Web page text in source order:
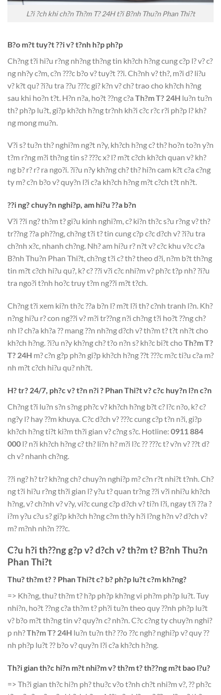
L?i ?ch khi ch?n Th?m T? 24H t?i B?nh Thu?n Phan Thi?t
B?o m?t tuy?t ??i v? t?nh h?p ph?p
Ch?ng t?i hi?u r?ng nh?ng th?ng tin kh?ch h?ng cung c?p l? v? c?
ng nh?y c?m, c?n ???c b?o v? tuy?t ??i. Ch?nh v? th?, m?i d? li?u
v? k?t qu? ?i?u tra ??u ???c gi? k?n v? ch? trao cho kh?ch h?ng
sau khi ho?n t?t. H?n n?a, ho?t ??ng c?a Th?m T? 24H lu?n tu?n
th? ph?p lu?t, gi?p kh?ch h?ng tr?nh kh?i c?c r?c r?i ph?p l? kh?
ng mong mu?n.
V?i s? tu?n th? nghi?m ng?t n?y, kh?ch h?ng c? th? ho?n to?n y?n
t?m r?ng m?i th?ng tin s? ???c x? l? m?t c?ch kh?ch quan v? kh?
ng b? r? r? ra ngo?i. ?i?u n?y kh?ng ch? th? hi?n cam k?t c?a c?ng
ty m? c?n b?o v? quy?n l?i c?a kh?ch h?ng m?t c?ch t?t nh?t.
??i ng? chuy?n nghi?p, am hi?u ??a b?n
V?i ??i ng? th?m t? gi?u kinh nghi?m, c? ki?n th?c s?u r?ng v? th?
tr??ng ??a ph??ng, ch?ng t?i t? tin cung c?p c?c d?ch v? ?i?u tra
ch?nh x?c, nhanh ch?ng. Nh? am hi?u r? n?t v? c?c khu v?c c?a
B?nh Thu?n Phan Thi?t, ch?ng t?i c? th? theo d?i, n?m b?t th?ng
tin m?t c?ch hi?u qu?, k? c? ??i v?i c?c nhi?m v? ph?c t?p nh? ?i?u
tra ngo?i t?nh ho?c truy t?m ng??i m?t t?ch.
Ch?ng t?i xem ki?n th?c ??a b?n l? m?t l?i th? c?nh tranh l?n. Kh?
n?ng hi?u r? con ng??i v? m?i tr??ng n?i ch?ng t?i ho?t ??ng ch?
nh l? ch?a kh?a ?? mang ??n nh?ng d?ch v? th?m t? t?t nh?t cho
kh?ch h?ng. ?i?u n?y kh?ng ch? t?o n?n s? kh?c bi?t choTh?m T?
T? 24H m? c?n g?p ph?n gi?p kh?ch h?ng ??t ???c m?c ti?u c?a m?
nh m?t c?ch hi?u qu? nh?t.
H? tr? 24/7, ph?c v? t?n n?i ? Phan Thi?t v? c?c huy?n l?n c?n
Ch?ng t?i lu?n s?n s?ng ph?c v? kh?ch h?ng b?t c? l?c n?o, k? c?
ng?y l? hay ??m khuya. C?c d?ch v? ???c cung c?p t?n n?i, gi?p
kh?ch h?ng ti?t ki?m th?i gian v? c?ng s?c. Hotline: 0911 884
000 l? n?i kh?ch h?ng c? th? li?n h? m?i l?c ?? ???c t? v?n v? ??t d?
ch v? nhanh ch?ng.
??i ng? h? tr? kh?ng ch? chuy?n nghi?p m? c?n r?t nhi?t t?nh. Ch?
ng t?i hi?u r?ng th?i gian l? y?u t? quan tr?ng ??i v?i nhi?u kh?ch
h?ng, v? ch?nh v? v?y, vi?c cung c?p d?ch v? ti?n l?i, ngay t?i ??a ?
i?m y?u c?u s? gi?p kh?ch h?ng c?m th?y h?i l?ng h?n v? d?ch v?
m? m?nh nh?n ???c.
C?u h?i th??ng g?p v? d?ch v? th?m t? B?nh Thu?n
Phan Thi?t
Thu? th?m t? ? Phan Thi?t c? b? ph?p lu?t c?m kh?ng?
=> Kh?ng, thu? th?m t? h?p ph?p kh?ng vi ph?m ph?p lu?t. Tuy
nhi?n, ho?t ??ng c?a th?m t? ph?i tu?n theo quy ??nh ph?p lu?t
v? b?o m?t th?ng tin v? quy?n c? nh?n. C?c c?ng ty chuy?n nghi?
p nh?Th?m T? 24H lu?n tu?n th? ??o ??c ngh? nghi?p v? quy ??
nh ph?p lu?t ?? b?o v? quy?n l?i c?a kh?ch h?ng.
Th?i gian th?c hi?n m?t nhi?m v? th?m t? th??ng m?t bao l?u?
=> Th?i gian th?c hi?n ph? thu?c v?o t?nh ch?t nhi?m v?, ?? ph?c